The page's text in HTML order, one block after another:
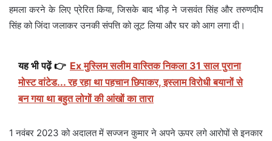
हमला करने के लिए प्रेरित किया, जिसके बाद भीड़ ने जसवंत सिंह और तरुणदीप
सिंह को जिंदा जलाकर उनकी संपत्ति को लूट लिया और घर को आग लगा दी।
यह भी पढ़ें 👉 Ex मुस्लिम सलीम वास्तिक निकला 31 साल पुराना
मोस्ट वांटेड... रह रहा था पहचान छिपाकर, इस्लाम विरोधी बयानों से
बन गया था बहुत लोगों की आंखों का तारा
1 नवंबर 2023 को अदालत में सज्जन कुमार ने अपने ऊपर लगे आरोपों से इनकार